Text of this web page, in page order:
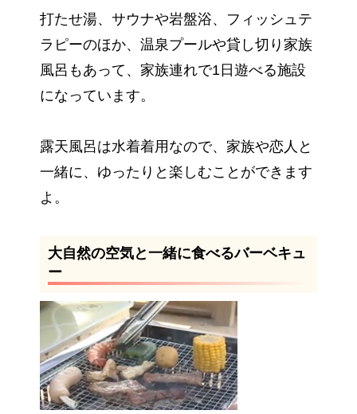
打たせ湯、サウナや岩盤浴、フィッシュテ
ラピーのほか、温泉プールや貸し切り家族
風呂もあって、家族連れで1日遊べる施設
になっています。
露天風呂は水着着用なので、家族や恋人と
一緒に、ゆったりと楽しむことができます
よ。
大自然の空気と一緒に食べるバーベキュ
ー